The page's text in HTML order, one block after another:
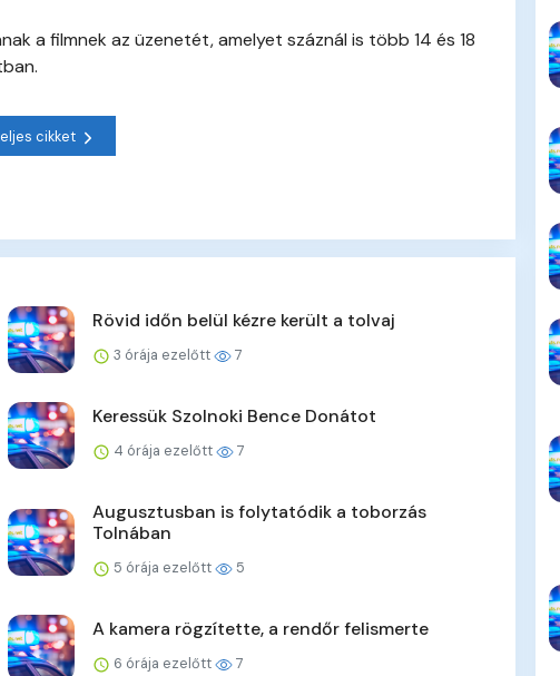
a filmnek az üzenetét, amelyet száznál is több 14 és 18
cikket
Rövid időn belül kézre került a tolvaj
3 órája ezelőtt 7
Keressük Szolnoki Bence Donátot
4 órája ezelőtt 7
Augusztusban is folytatódik a toborzás
Tolnában
5 órája ezelőtt 5
A kamera rögzítette, a rendőr felismerte
6 órája ezelőtt 7